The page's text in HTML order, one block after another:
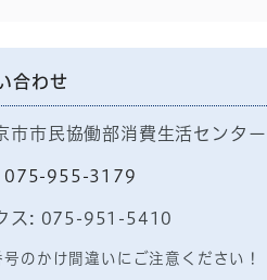
合わせ
市市民協働部消費生活センター
075-955-3179
ス: 075-951-5410
号のかけ間違いにご注意ください！